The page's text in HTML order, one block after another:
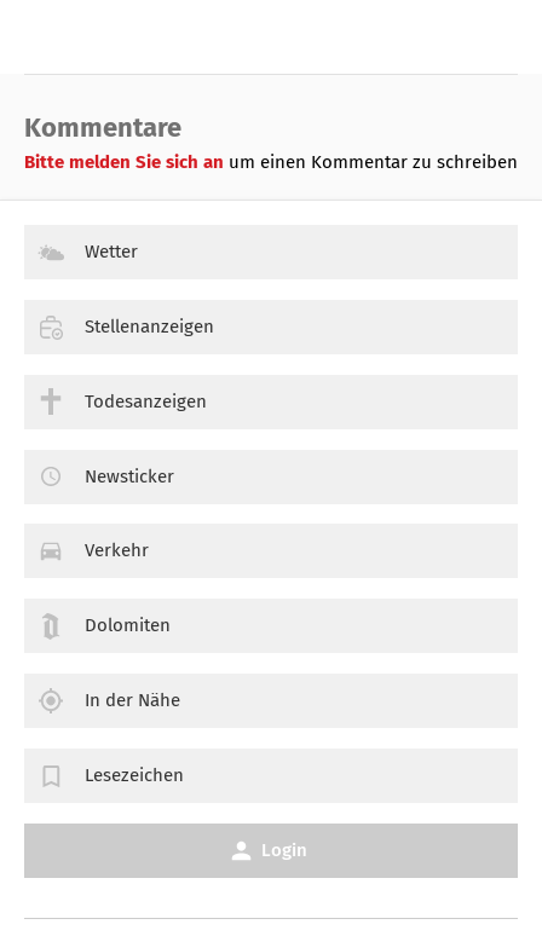
Kommentare
Bitte melden Sie sich an um einen Kommentar zu schreiben
Wetter
Stellenanzeigen
Todesanzeigen
Newsticker
Verkehr
Dolomiten
In der Nähe
Lesezeichen
Login